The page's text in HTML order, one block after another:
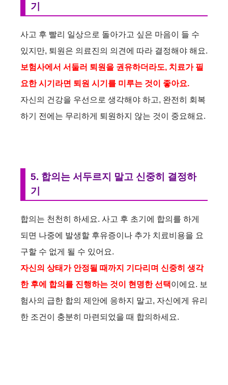
기
사고 후 빨리 일상으로 돌아가고 싶은 마음이 들 수
있지만, 퇴원은 의료진의 의견에 따라 결정해야 해요.
보험사에서 서둘러 퇴원을 권유하더라도, 치료가 필
요한 시기라면 퇴원 시기를 미루는 것이 좋아요.
자신의 건강을 우선으로 생각해야 하고, 완전히 회복
하기 전에는 무리하게 퇴원하지 않는 것이 중요해요.
5. 합의는 서두르지 말고 신중히 결정하
기
합의는 천천히 하세요. 사고 후 초기에 합의를 하게
되면 나중에 발생할 후유증이나 추가 치료비용을 요
구할 수 없게 될 수 있어요.
자신의 상태가 안정될 때까지 기다리며 신중히 생각
한 후에 합의를 진행하는 것이 현명한 선택이에요. 보
험사의 급한 합의 제안에 응하지 말고, 자신에게 유리
한 조건이 충분히 마련되었을 때 합의하세요.